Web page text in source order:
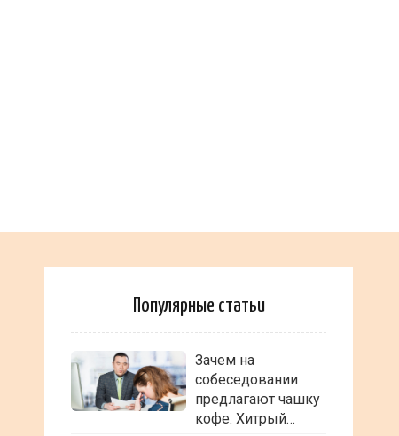
Популярные статьи
Зачем на
собеседовании
предлагают чашку
кофе. Хитрый…